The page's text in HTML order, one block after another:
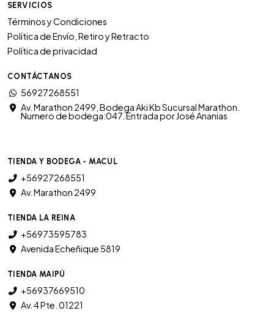
SERVICIOS
Términos y Condiciones
Política de Envío, Retiro y Retracto
Política de privacidad
CONTÁCTANOS
56927268551
Av. Marathon 2499, Bodega Aki Kb Sucursal Marathon.
Numero de bodega:047. Entrada por José Ananias
TIENDA Y BODEGA - MACUL
+56927268551
Av. Marathon 2499
TIENDA LA REINA
+56973595783
Avenida Echeñique 5819
TIENDA MAIPÚ
+56937669510
Av. 4 Pte. 01221